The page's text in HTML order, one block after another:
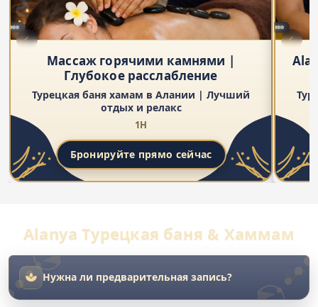
Массаж горячими камнями |
Глубокое расслабление
Турецкая баня хамам в Алании | Лучший
отдых и релакс
1H
Бронируйте прямо сейчас
Alanya Турецкая баня & Хаммам
Нужна ли предварительная запись?